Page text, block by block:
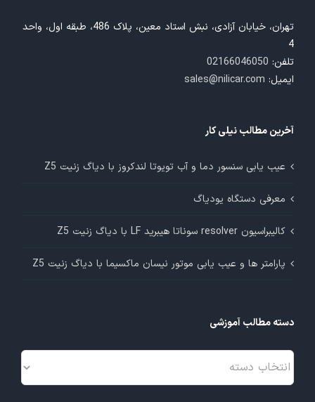
تهران، خیابان آزادی، نبش استاد معین، پلاک 486، طبقه اول، واحد
4
تلفن: 02166046050
ایمیل: sales@nilicar.com
آخرین مطالب نیلی کار
عیب یابی سنسور دما و آب تویوتا لندکروز با دیاگ زنیت Z5
معرفی دستگاه یودیاگ
کالیبراسیون resolver سوناتا هیبرید LF با دیاگ زنیت Z5
پارامتر ها و عیب یابی موتور نیسان ماکسیما با دیاگ زنیت Z5
دسته مطالب آموزشی
دسته